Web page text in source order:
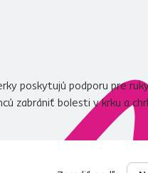
poskytujú podporu pre
zabrániť bolesti v krku a